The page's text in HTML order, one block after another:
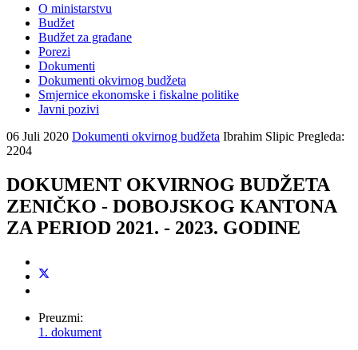
O ministarstvu
Budžet
Budžet za građane
Porezi
Dokumenti
Dokumenti okvirnog budžeta
Smjernice ekonomske i fiskalne politike
Javni pozivi
06 Juli 2020 Dokumenti okvirnog budžeta Ibrahim Slipic Pregleda:
2204
DOKUMENT OKVIRNOG BUDŽETA
ZENIČKO - DOBOJSKOG KANTONA
ZA PERIOD 2021. - 2023. GODINE
Preuzmi:
1. dokument